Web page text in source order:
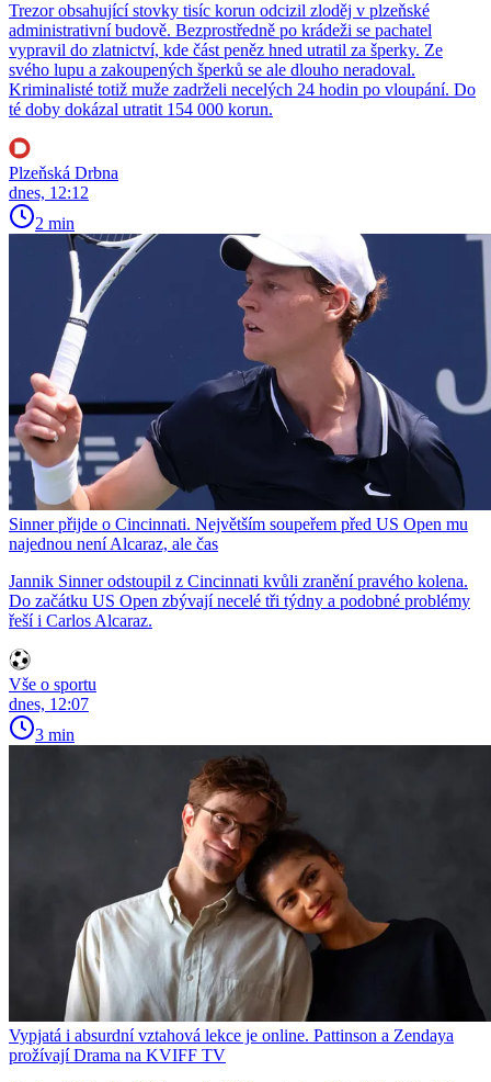
Trezor obsahující stovky tisíc korun odcizil zloděj v plzeňské
administrativní budově. Bezprostředně po krádeži se pachatel
vypravil do zlatnictví, kde část peněz hned utratil za šperky. Ze
svého lupu a zakoupených šperků se ale dlouho neradoval.
Kriminalisté totiž muže zadrželi necelých 24 hodin po vloupání. Do
té doby dokázal utratit 154 000 korun.
Plzeňská Drbna
dnes, 12:12
2 min
Sinner přijde o Cincinnati. Největším soupeřem před US Open mu
najednou není Alcaraz, ale čas
Jannik Sinner odstoupil z Cincinnati kvůli zranění pravého kolena.
Do začátku US Open zbývají necelé tři týdny a podobné problémy
řeší i Carlos Alcaraz.
Vše o sportu
dnes, 12:07
3 min
Vypjatá i absurdní vztahová lekce je online. Pattinson a Zendaya
prožívají Drama na KVIFF TV